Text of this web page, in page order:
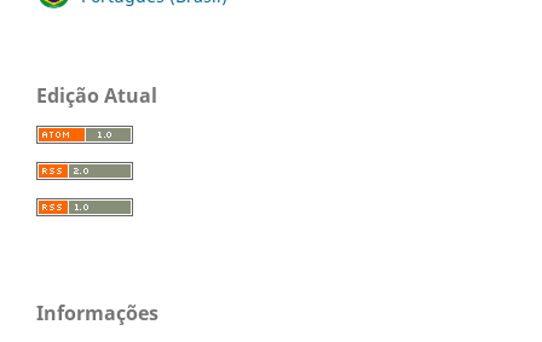
Edição Atual
Informações